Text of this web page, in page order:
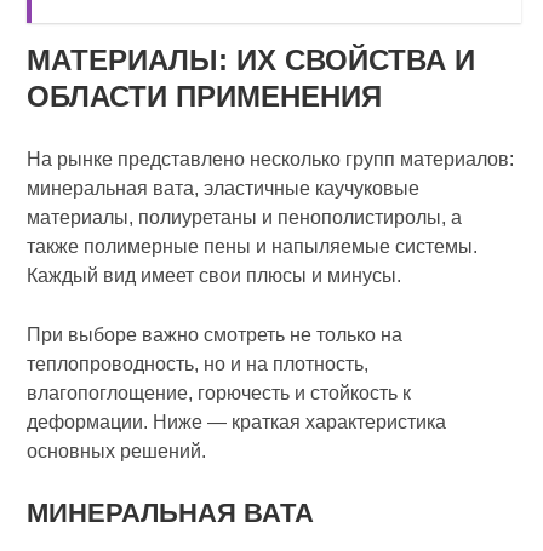
МАТЕРИАЛЫ: ИХ СВОЙСТВА И
ОБЛАСТИ ПРИМЕНЕНИЯ
На рынке представлено несколько групп материалов:
минеральная вата, эластичные каучуковые
материалы, полиуретаны и пенополистиролы, а
также полимерные пены и напыляемые системы.
Каждый вид имеет свои плюсы и минусы.
При выборе важно смотреть не только на
теплопроводность, но и на плотность,
влагопоглощение, горючесть и стойкость к
деформации. Ниже — краткая характеристика
основных решений.
МИНЕРАЛЬНАЯ ВАТА